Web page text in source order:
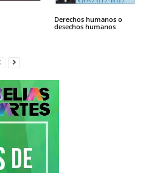
Derechos humanos o
desechos humanos